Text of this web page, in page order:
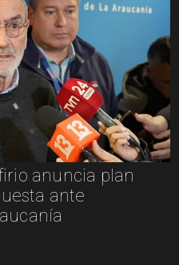
anuncia plan
ante